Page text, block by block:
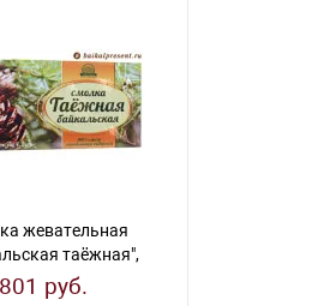
жевательная
таёжная",
20 шт по 4,2 гр.
801 руб.